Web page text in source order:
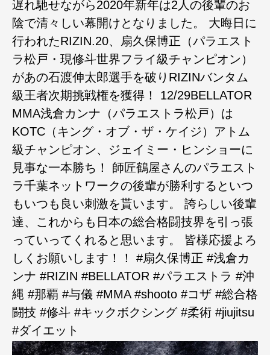
遅れ馳せながら2020年新年は2人の後輩のお
陰で清々しい幕開けとなりました。 大晦日に
行われたRIZIN.20、扇久保博正（パラエスト
ラ松戸・現修斗世界フライ級チャンピオン）
があの石渡伸太郎選手を破りRIZINバンタム
級王者次期挑戦権を獲得！ 12/29BELLATOR
MMA浅倉カンナ（パラエストラ松戸）は
KOTC（キング・オブ・ザ・ケイジ）アトム
級チャンピオン、ジェイミー・ヒンショーに
見事な一本勝ち！ 師匠鶴屋さんのパラエスト
ラ千葉ネットワークの後輩が勝利するといつ
もいつも良い刺激を貰います。 誇らしい後輩
達、これからも日本の総合格闘技界を引っ張
っていってくれると思います。 皆様応援よろ
しくお願いします！！ #扇久保博正 #浅倉カ
ンナ #RIZIN #BELLATOR #パラエストラ #沖
縄 #那覇 #与儀 #MMA #shooto #コザ #総合格
闘技 #修斗 #キックボクシング #柔術 #jiujitsu
#ダイエット